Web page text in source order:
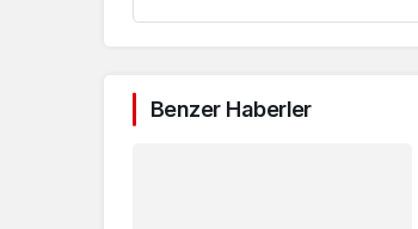
Benzer Haberler